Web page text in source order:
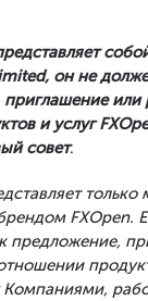
он не
или
и услуг
совет.
FXOpen.
предложение,
Компаниями,